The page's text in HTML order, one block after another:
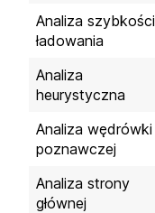
Analiza szybkości
ładowania
Analiza
heurystyczna
Analiza wędrówki
poznawczej
Analiza strony
głównej